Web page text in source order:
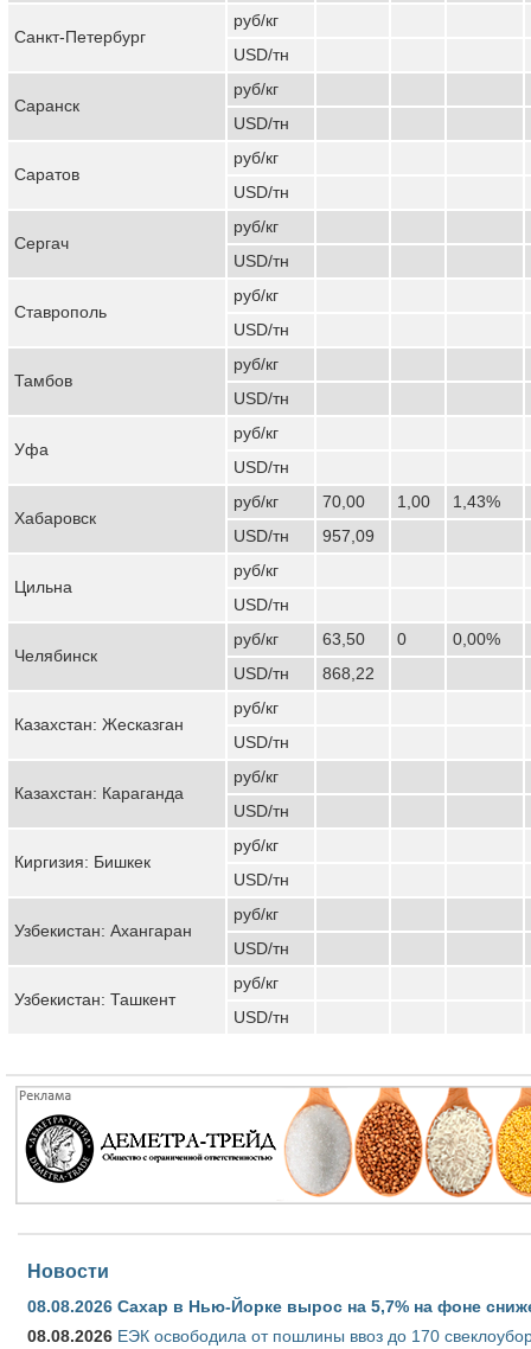
Санкт-Петербург
руб/кг
USD/тн
Саранск
руб/кг
USD/тн
Саратов
руб/кг
USD/тн
Сергач
руб/кг
USD/тн
Ставрополь
руб/кг
USD/тн
Тамбов
руб/кг
USD/тн
Уфа
руб/кг
USD/тн
Хабаровск
руб/кг 70,00 1,00
1,43%
USD/тн
957,09
Цильна
руб/кг
USD/тн
Челябинск
руб/кг 63,50 0
0,00%
USD/тн
868,22
Казахстан: Жесказган
руб/кг
USD/тн
Казахстан: Караганда
руб/кг
USD/тн
Киргизия: Бишкек
руб/кг
USD/тн
Узбекистан: Ахангаран
руб/кг
USD/тн
Узбекистан: Ташкент
руб/кг
USD/тн
Новости
08.08.2026 Сахар в Нью-Йорке вырос на 5,7% на фоне
08.08.2026 ЕЭК освободила от пошлины ввоз до 170